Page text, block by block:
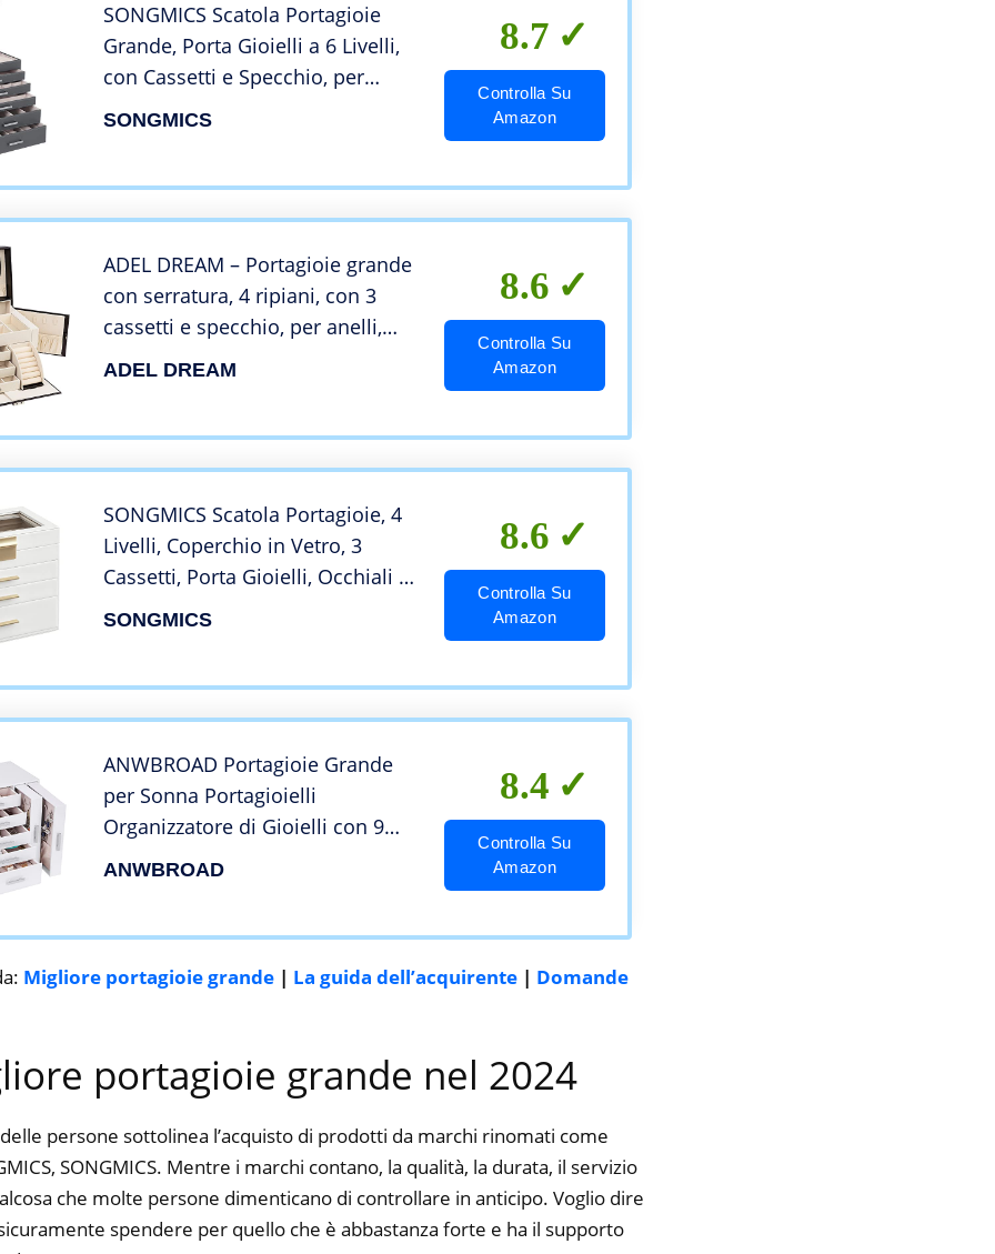
SONGMICS Scatola Portagioie
Grande, Porta Gioielli a 6 Livelli,
con Cassetti e Specchio, per
Braccialetti Orecchini Collane
SONGMICS
8.7
Controlla Su
Amazon
ADEL DREAM – Portagioie grande
con serratura, 4 ripiani, con 3
cassetti e specchio, per anelli,
orecchini, collane e bracciali
ADEL DREAM
8.6
Controlla Su
Amazon
SONGMICS Scatola Portagioie, 4
Livelli, Coperchio in Vetro, 3
Cassetti, Porta Gioielli, Occhiali da
Sole e Accessori Grandi,
SONGMICS
8.6
Controlla Su
Amazon
ANWBROAD Portagioie Grande
per Sonna Portagioielli
Organizzatore di Gioielli con 9
Cassetti per Collane Eardrops
ANWBROAD
8.4
Controlla Su
Amazon
Migliore portagioie grande | La guida dell’acquirente | Domande
portagioie grande nel 2024
persone sottolinea l’acquisto di prodotti da marchi rinomati come
SONGMICS. Mentre i marchi contano, la qualità, la durata, il servizio
che molte persone dimenticano di controllare in anticipo. Voglio dire
spendere per quello che è abbastanza forte e ha il supporto